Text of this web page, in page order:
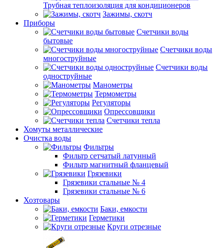
Трубная теплоизоляция для кондиционеров
Зажимы, скотч
Приборы
Счетчики воды
бытовые
Счетчики воды
многоструйные
Счетчики воды
одноструйные
Манометры
Термометры
Регуляторы
Опрессовщики
Счетчики тепла
Хомуты металлические
Очистка воды
Фильтры
Фильтр сетчатый латунный
Фильтр магнитный фланцевый
Грязевики
Грязевики стальные № 4
Грязевики стальные № 6
Хозтовары
Баки, емкости
Герметики
Круги отрезные